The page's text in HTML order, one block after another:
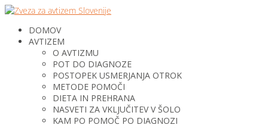
DOMOV
AVTIZEM
O AVTIZMU
POT DO DIAGNOZE
POSTOPEK USMERJANJA OTROK
METODE POMOČI
DIETA IN PREHRANA
NASVETI ZA VKLJUČITEV V ŠOLO
KAM PO POMOČ PO DIAGNOZI